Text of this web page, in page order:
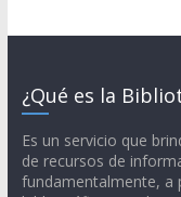
¿Qué es la
Es un servicio que
de recursos de
fundamentalmente, a